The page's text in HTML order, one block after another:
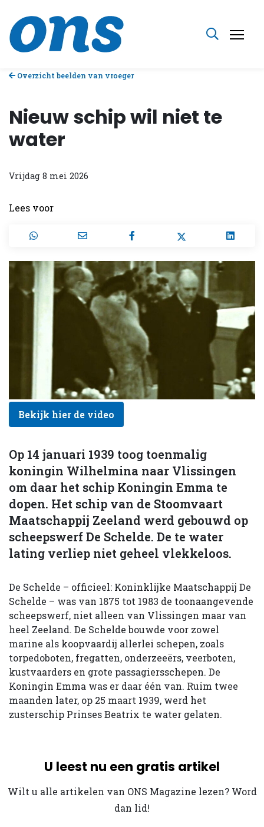
Overzicht beelden van vroeger
Nieuw schip wil niet te
water
Vrijdag 8 mei 2026
Lees voor
Bekijk hier de video
Op 14 januari 1939 toog toenmalig
koningin Wilhelmina naar Vlissingen
om daar het schip Koningin Emma te
dopen. Het schip van de Stoomvaart
Maatschappij Zeeland werd gebouwd op
scheepswerf De Schelde. De te water
lating verliep niet geheel vlekkeloos.
De Schelde – officieel: Koninklijke Maatschappij De
Schelde – was van 1875 tot 1983 de toonaangevende
scheepswerf, niet alleen van Vlissingen maar van
heel Zeeland. De Schelde bouwde voor zowel
marine als koopvaardij allerlei schepen, zoals
torpedoboten, fregatten, onderzeeërs, veerboten,
kustvaarders en grote passagiersschepen. De
Koningin Emma was er daar één van. Ruim twee
maanden later, op 25 maart 1939, werd het
zusterschip Prinses Beatrix te water gelaten.
U leest nu een gratis artikel
Wilt u alle artikelen van ONS Magazine lezen? Word
dan lid!